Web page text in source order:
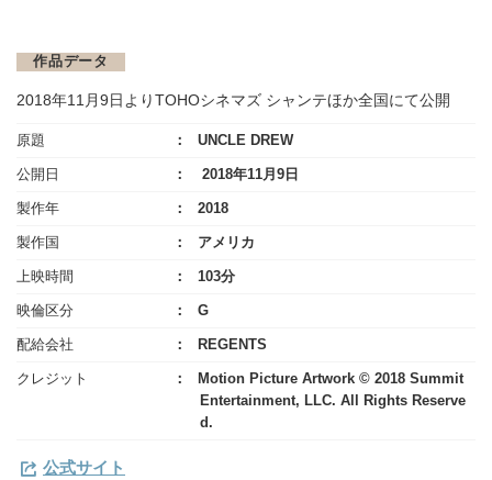
作品データ
2018年11月9日よりTOHOシネマズ シャンテほか全国にて公開
原題 UNCLE DREW
公開日 2018年11月9日
製作年 2018
製作国 アメリカ
上映時間 103分
映倫区分 G
配給会社 REGENTS
クレジット
Motion Picture Artwork © 2018 Summit
Entertainment, LLC. All Rights Reserve
d.
公式サイト